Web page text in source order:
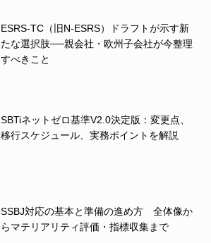
ESRS-TC（旧N-ESRS）ドラフトが示す新
たな選択肢──親会社・欧州子会社が今整理
すべきこと
SBTiネットゼロ基準V2.0決定版：変更点、
移行スケジュール、実務ポイントを解説
SSBJ対応の基本と準備の進め方 全体像か
らマテリアリティ評価・指標収集まで